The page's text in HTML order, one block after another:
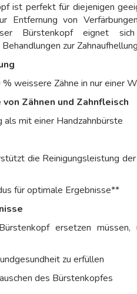
ist perfekt für diejenigen
Entfernung von
Bürstenkopf eignet
zur
weissere Zähne in nur einer
Zähnen und Zahnfleisch
mit einer Handzahnbürste
die Reinigungsleistung
für optimale Ergebnisse**
ersetzen müssen,
zu erfüllen
des Bürstenkopfes